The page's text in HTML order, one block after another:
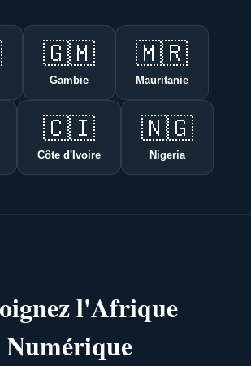
🇬🇲
Gambie
🇲🇷
Mauritanie
🇨🇮
Côte d'Ivoire
🇳🇬
Nigeria
l'Afrique
Numérique